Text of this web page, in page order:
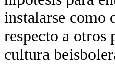
instalarse como
respecto a otros
cultura